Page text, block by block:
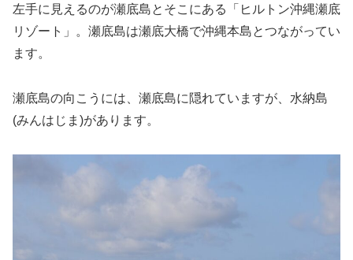
左手に見えるのが瀬底島とそこにある「ヒルトン沖縄瀬底
リゾート」。瀬底島は瀬底大橋で沖縄本島とつながってい
ます。
瀬底島の向こうには、瀬底島に隠れていますが、水納島
(みんはじま)があります。